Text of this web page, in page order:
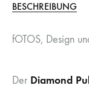
BESCHREIBUNG
fOTOS, Design
Der Diamond